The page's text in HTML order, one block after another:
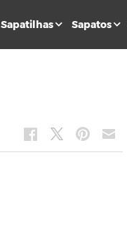
Sapatilhas Sapatos